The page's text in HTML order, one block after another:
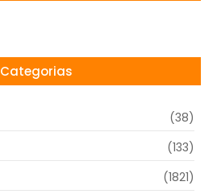
Categorias
(38)
(133)
(1821)